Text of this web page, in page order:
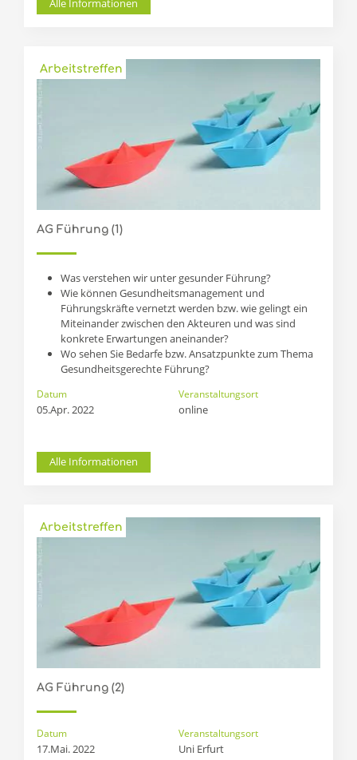
Alle Informationen
AG Führung (1)
Was verstehen wir unter gesunder Führung?
Wie können Gesundheitsmanagement und
Führungskräfte vernetzt werden bzw. wie gelingt ein
Miteinander zwischen den Akteuren und was sind
konkrete Erwartungen aneinander?
Wo sehen Sie Bedarfe bzw. Ansatzpunkte zum Thema
Gesundheitsgerechte Führung?
Alle Informationen
Arbeitstreffen
Datum
05.Apr. 2022
Veranstaltungsort
online
AG Führung (2)
Arbeitstreffen
Datum
17.Mai. 2022
Veranstaltungsort
Uni Erfurt